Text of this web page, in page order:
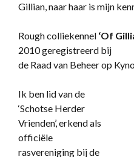
Gillian, naar haar is mijn
Rough colliekennel ‘Of
2010 geregistreerd bij
de Raad van Beheer op
Ik ben lid van de
‘Schotse Herder
Vrienden’, erkend als
officiële
rasvereniging bij de